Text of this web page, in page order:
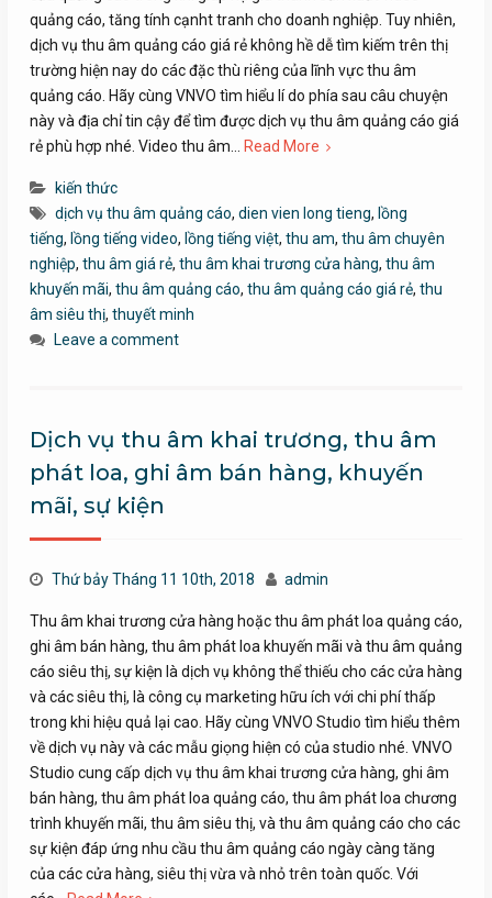
quảng cáo, tăng tính cạnht tranh cho doanh nghiệp. Tuy nhiên,
dịch vụ thu âm quảng cáo giá rẻ không hề dễ tìm kiếm trên thị
trường hiện nay do các đặc thù riêng của lĩnh vực thu âm
quảng cáo. Hãy cùng VNVO tìm hiểu lí do phía sau câu chuyện
này và địa chỉ tin cậy để tìm được dịch vụ thu âm quảng cáo giá
rẻ phù hợp nhé. Video thu âm…
Read More
kiến thức
dịch vụ thu âm quảng cáo, dien vien long tieng, lồng
tiếng, lồng tiếng video, lồng tiếng việt, thu am, thu âm chuyên
nghiệp, thu âm giá rẻ, thu âm khai trương cửa hàng, thu âm
khuyến mãi, thu âm quảng cáo, thu âm quảng cáo giá rẻ, thu
âm siêu thị, thuyết minh
Leave a comment
Dịch vụ thu âm khai trương, thu âm
phát loa, ghi âm bán hàng, khuyến
mãi, sự kiện
Thứ bảy Tháng 11 10th, 2018 admin
Thu âm khai trương cửa hàng hoặc thu âm phát loa quảng cáo,
ghi âm bán hàng, thu âm phát loa khuyến mãi và thu âm quảng
cáo siêu thị, sự kiện là dịch vụ không thể thiếu cho các cửa hàng
và các siêu thị, là công cụ marketing hữu ích với chi phí thấp
trong khi hiệu quả lại cao. Hãy cùng VNVO Studio tìm hiểu thêm
về dịch vụ này và các mẫu giọng hiện có của studio nhé. VNVO
Studio cung cấp dịch vụ thu âm khai trương cửa hàng, ghi âm
bán hàng, thu âm phát loa quảng cáo, thu âm phát loa chương
trình khuyến mãi, thu âm siêu thị, và thu âm quảng cáo cho các
sự kiện đáp ứng nhu cầu thu âm quảng cáo ngày càng tăng
của các cửa hàng, siêu thị vừa và nhỏ trên toàn quốc. Với